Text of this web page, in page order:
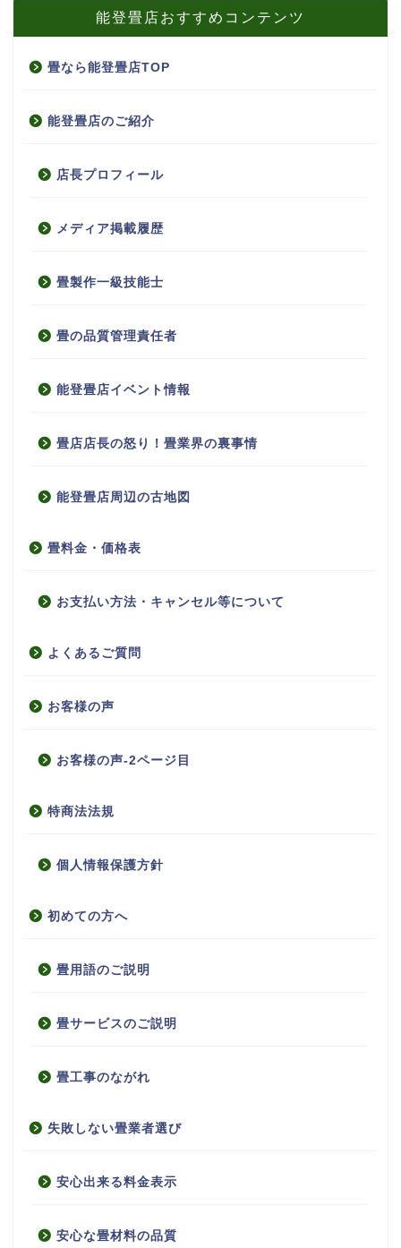
能登畳店おすすめコンテンツ
畳なら能登畳店TOP
能登畳店のご紹介
店長プロフィール
メディア掲載履歴
畳製作一級技能士
畳の品質管理責任者
能登畳店イベント情報
畳店店長の怒り！畳業界の裏事情
能登畳店周辺の古地図
畳料金・価格表
お支払い方法・キャンセル等について
よくあるご質問
お客様の声
お客様の声-2ページ目
特商法法規
個人情報保護方針
初めての方へ
畳用語のご説明
畳サービスのご説明
畳工事のながれ
失敗しない畳業者選び
安心出来る料金表示
安心な畳材料の品質